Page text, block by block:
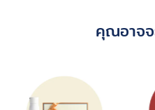
คุณอาจ